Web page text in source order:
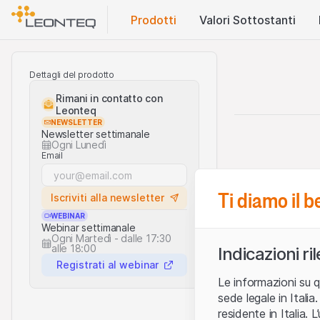
Prodotti Valori Sottostanti
Dettagli del prodotto
Rimani in contatto con
Leonteq
NEWSLETTER
Newsletter settimanale
Ogni Lunedì
Email
Iscriviti alla newsletter
WEBINAR
Webinar settimanale
Ogni Martedì - dalle 17:30
alle 18:00
Registrati al webinar
Ti diamo il
Indicazioni
Le informazioni su
sede legale in
residente in Italia.